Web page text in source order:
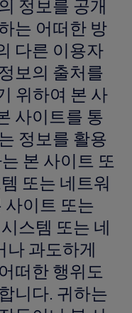
정보를 공개
는 어떠한 방
다른 이용자
보의 출처를
위하여 본 사
사이트를 통
정보를 활용
본 사이트 또
또는 네트워
사이트 또는
스템 또는 네
나 과도하게
떠한 행위도
니다. 귀하는